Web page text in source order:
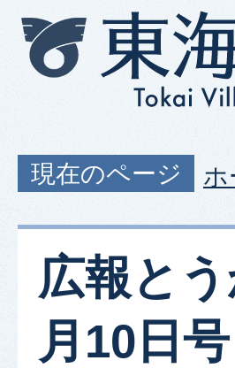
現在のページ ホ
広報と
月10日